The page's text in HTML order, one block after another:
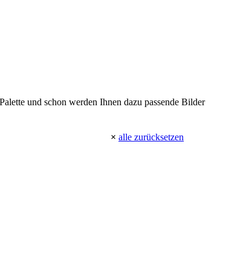
und schon werden Ihnen dazu passende Bilder
× alle zurücksetzen